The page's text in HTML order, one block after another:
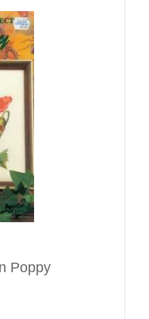
Poppy